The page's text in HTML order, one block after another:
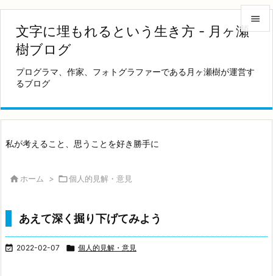
文字に埋もれるという生き方 - 月ヶ瀬
樹ブログ
プログラマ、作家、フォトグラファーである月ヶ瀬樹が運営す
るブログ



前へ
私が考えること、思うことを好き勝手に
 ホーム > 個人的見解・意見
あえて深く掘り下げてみよう
 2022-02-07  個人的見解・意見